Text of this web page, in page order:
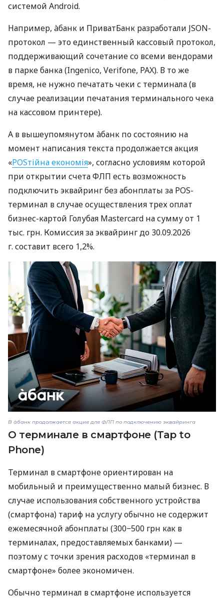
системой Android.
Например, àбанк и ПриватБанк разработали JSON-
протокол — это единственный кассовый протокол,
поддерживающий сочетание со всеми вендорами
в парке банка (Ingenico, Verifone, PAX). В то же
время, не нужно печатать чеки с терминала (в
случае реализации печатания терминального чека
на кассовом принтере).
А в вышеупомянутом àбанк по состоянию на
момент написания текста продолжается акция
«POSтійна економія», согласно условиям которой
при открытии счета ФЛП есть возможность
подключить эквайринг без абонплаты за POS-
терминал в случае осуществления трех оплат
бизнес-картой Голубая Mastercard на сумму от 1
тыс. грн. Комиссия за эквайринг до 30.09.2026
г. составит всего 1,2%.
В àбанк продолжается акция для ФЛП по подключению эквайринга
О терминале в смартфоне (Tap to
Phone)
Терминал в смартфоне ориентирован на
мобильный и преимущественно малый бизнес. В
случае использования собственного устройства
(смартфона) тариф на услугу обычно не содержит
ежемесячной абонплаты (300−500 грн как в
терминалах, предоставляемых банками) —
поэтому с точки зрения расходов «терминал в
смартфоне» более экономичен.
Обычно терминал в смартфоне используется